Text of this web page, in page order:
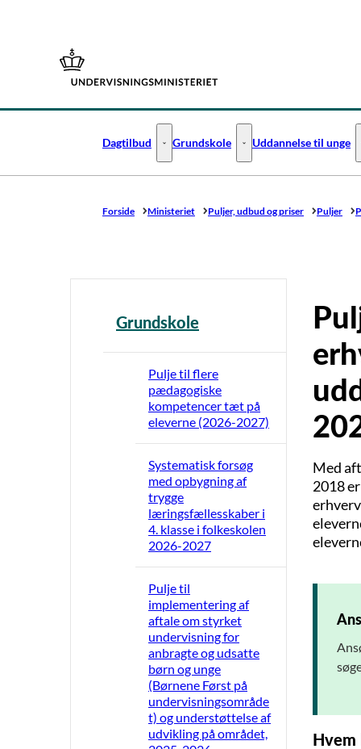
Gå til forsiden
Dagtilbud Dagtilbud - Flere links
Grundskole Grundskole - Flere links
Uddannelse til unge
Forside Ministeriet Puljer, udbud og priser Puljer
Grundskole
Pulje til flere
pædagogiske
kompetencer tæt på
eleverne (2026-2027)
Systematisk forsøg
med opbygning af
trygge
læringsfællesskaber i
4. klasse i folkeskolen
2026-2027
Pulje til
implementering af
aftale om styrket
undervisning for
anbragte og udsatte
børn og unge
(Børnene Først på
undervisningsområde
t) og understøttelse af
udvikling på området,
Med
2018
Hvem